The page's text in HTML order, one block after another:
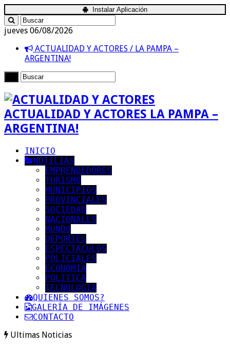
Instalar Aplicación
jueves 06/08/2026
ACTUALIDAD Y ACTORES / LA PAMPA –
ARGENTINA!
ACTUALIDAD Y ACTORES LA PAMPA –
ARGENTINA!
INICIO
NOTICIAS
EMPRENDEDORES
TURISMO
MUNICIPIOS
PROVINCIALES
SOCIEDAD
NACIONALES
MUNDO
DEPORTES
ESPECTACULOS
POLICIALES
ECONOMIA
POLITICA
TECNOLOGIA
QUIENES SOMOS?
GALERÍA DE IMÁGENES
CONTACTO
Ultimas Noticias